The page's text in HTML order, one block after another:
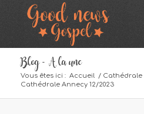
Blog - A la une
Vous êtes ici : Accueil / Cathédrale
Cathédrale Annecy 12/2023